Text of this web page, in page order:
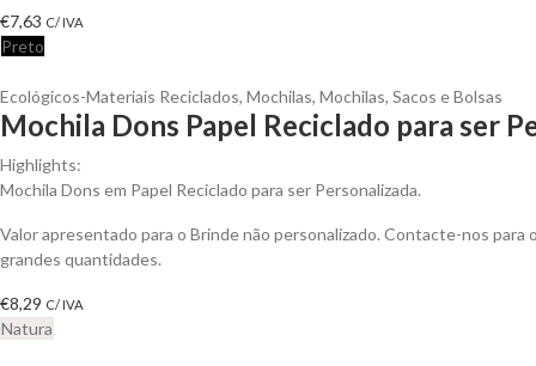
€7,63 C/ IVA
Preto
Ecológicos-Materiais Reciclados, Mochilas, Mochilas, Sacos e Bolsas
Mochila Dons Papel Reciclado para ser
Highlights:
Mochila Dons em Papel Reciclado para ser Personalizada.
Valor apresentado para o Brinde não personalizado. Contacte-nos
grandes quantidades.
€8,29 C/ IVA
Natura